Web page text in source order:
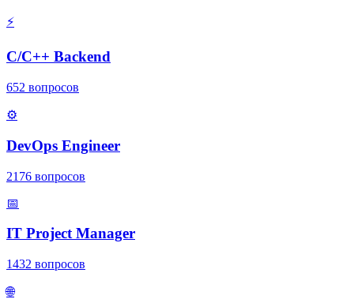
⚡
C/C++ Backend
652 вопросов
⚙️
DevOps Engineer
2176 вопросов
📅
IT Project Manager
1432 вопросов
🌐